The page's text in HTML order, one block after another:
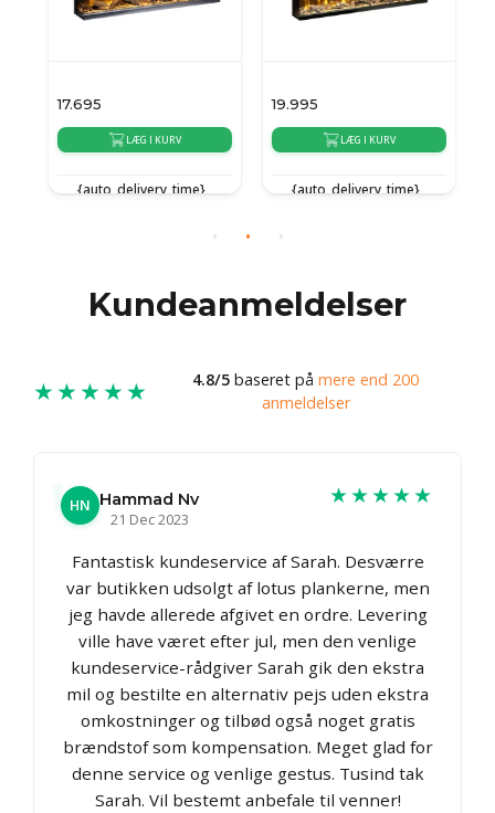
17.695
LÆG I KURV
{auto_delivery_time}
19.995
LÆG I KURV
{auto_delivery_time}
Kundeanmeldelser
★★★★★ 4.8/5 baseret på mere end 200
anmeldelser
HN Hammad Nv
21 Dec 2023
★★★★★
Fantastisk kundeservice af Sarah. Desværre
var butikken udsolgt af lotus plankerne, men
jeg havde allerede afgivet en ordre. Levering
ville have været efter jul, men den venlige
kundeservice-rådgiver Sarah gik den ekstra
mil og bestilte en alternativ pejs uden ekstra
omkostninger og tilbød også noget gratis
brændstof som kompensation. Meget glad for
denne service og venlige gestus. Tusind tak
Sarah. Vil bestemt anbefale til venner!